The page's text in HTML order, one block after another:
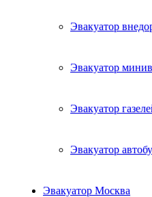
Эвакуатор
Эвакуатор
Эвакуатор
Эвакуатор
Эвакуатор Москва